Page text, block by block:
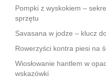
Pompki z wyskokiem –
sprzętu
Savasana w jodze – klucz
Rowerzyści kontra piesi na
Wiosłowanie hantlem w
wskazówki